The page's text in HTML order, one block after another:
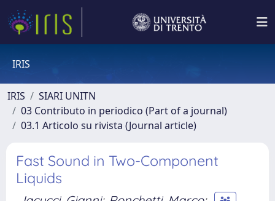
IRIS
IRIS
SIARI UNITN
03 Contributo in periodico (Part of a journal)
03.1 Articolo su rivista (Journal article)
Fast Sound in Two-Component
Liquids